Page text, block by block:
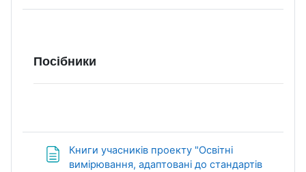
Посібники
Книги учасників проекту "Освітні
вимірювання, адаптовані до стандартів